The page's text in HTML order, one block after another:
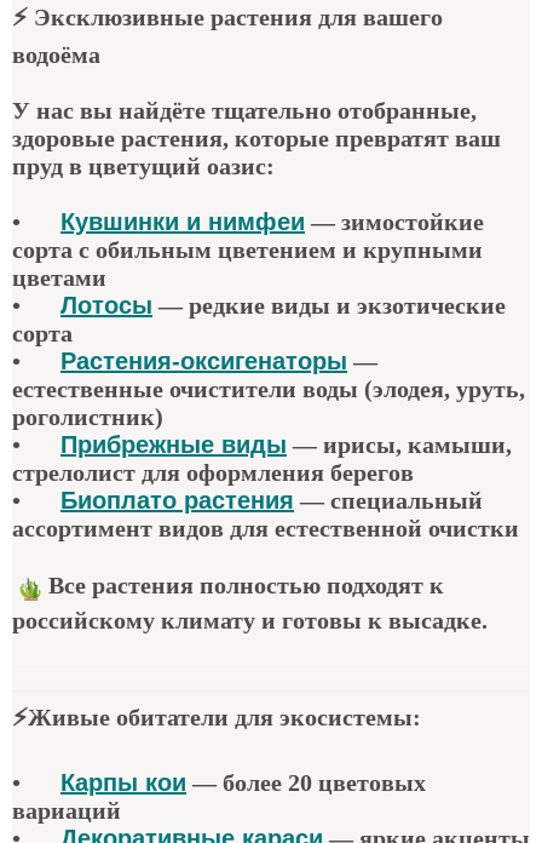
⚡ Эксклюзивные растения для вашего
водоёма
У нас вы найдёте тщательно отобранные,
здоровые растения, которые превратят ваш
пруд в цветущий оазис:
• Кувшинки и нимфеи — зимостойкие
сорта с обильным цветением и крупными
цветами
•
Лотосы — редкие виды и экзотические
сорта
•
Растения-оксигенаторы —
естественные очистители воды (элодея, уруть,
роголистник)
•
Прибрежные виды — ирисы, камыши,
стрелолист для оформления берегов
•
Биоплато растения — специальный
ассортимент видов для естественной очистки
Все растения полностью подходят к
российскому климату и готовы к высадке.
⚡Живые обитатели для экосистемы:
• Карпы кои —более 20 цветовых
вариаций